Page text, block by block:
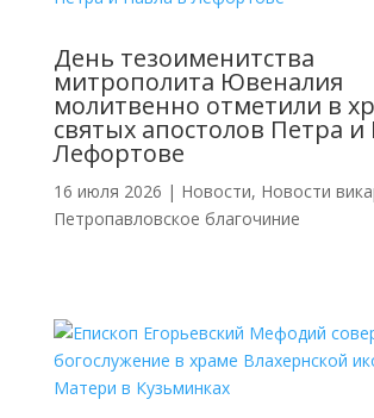
День тезоименитства
митрополита Ювеналия
молитвенно отметили в
святых апостолов Петра и
Лефортове
16 июля 2026 | Новости, Новости
Петропавловское благочиние